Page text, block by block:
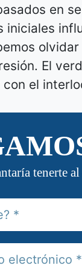
en
iniciales
El
el
tenerte